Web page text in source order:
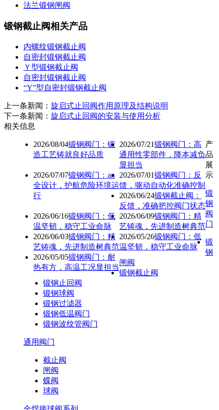
法兰锻钢闸阀
锻钢截止阀相关产品
内螺纹锻钢截止阀
自密封锻钢截止阀
Ｙ型锻钢截止阀
自密封锻钢截止阀
“Y”型自密封锻钢截止阀
上一条新闻： 旋启式止回阀作用原理及结构说明
下一条新闻： 旋启式止回阀的安装与使用分析
相关信息
2026/08/04锻钢阀门：锻
造工艺铸就良好品质
2026/07/21锻钢阀门：高
通用性零部件，降本减负
显担当
2026/07/07锻钢阀门：an
全设计，护航危险环境运
行
2026/07/01锻钢阀门：反
馈，驱动自动化准确控制
2026/06/24锻钢截止阀：
反馈，准确把控阀门状态
2026/06/16锻钢阀门：低
温坚韧，稳守工业命脉
2026/06/09锻钢阀门：精
艺铸魂，先进制造树典范
2026/06/03锻钢阀门：精
艺铸魂，先进制造树典范
2026/05/26锻钢阀门：低
温坚韧，稳守工业命脉
2026/05/05锻钢阀门：耐
热有方，高温工况显担当
产
品
展
示
锻
钢
阀
门
锻
钢
闸阀
锻钢截止阀
锻钢止回阀
锻钢球阀
锻钢过滤器
锻钢低温阀门
锻钢波纹管阀门
通用阀门
截止阀
闸阀
蝶阀
球阀